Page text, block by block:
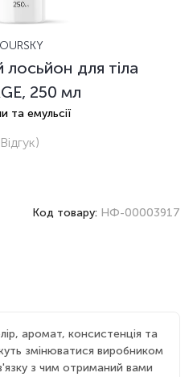
для тіла
250 мл
та емульсії
)
Код товару: НФ-00003917
аромат, консистенція та
змінюватися виробником
з чим отриманий вами